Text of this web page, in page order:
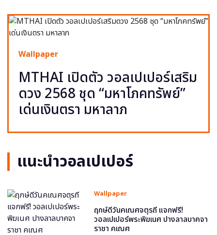
Wallpaper
MTHAI เปิดตัว วอลเปเปอร์เสริม
ดวง 2568 ชุด “มหาโภคทรัพย์”
เด่นเงินตรา มหาลาภ
แนะนำวอลเปเปอร์
Wallpaper
ฤกษ์ดีวันคเณศจตุรถี แจกฟรี!
วอลเปเปอร์พระพิฆเนศ ปางลาลบาคจา
ราชา คเณศ